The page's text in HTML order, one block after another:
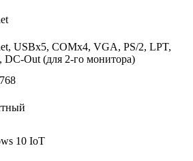
USBх5, COMх4, VGA, PS/2, LPT,
DC-Out (для 2-го монитора)
10 IoT